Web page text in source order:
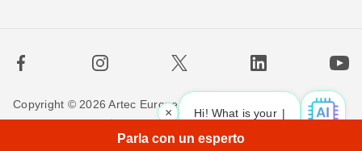
Hi! What is your request? 👀 |
×
Copyright © 2026 Artec Europe. Tutti i diritti riservati.
Contattaci
Parla con un esperto